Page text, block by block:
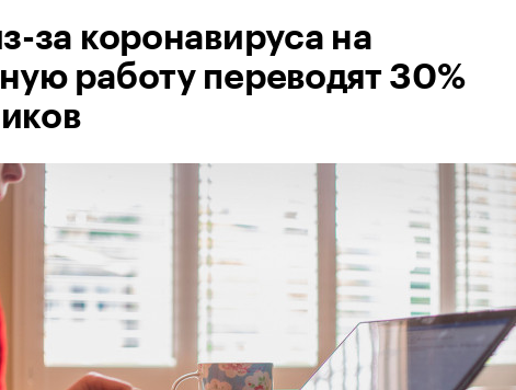
за коронавируса на
работу переводят 30%